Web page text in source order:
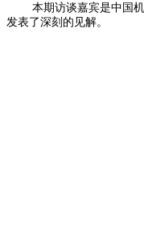
本期访谈嘉宾是中国
发表了深刻的见解。